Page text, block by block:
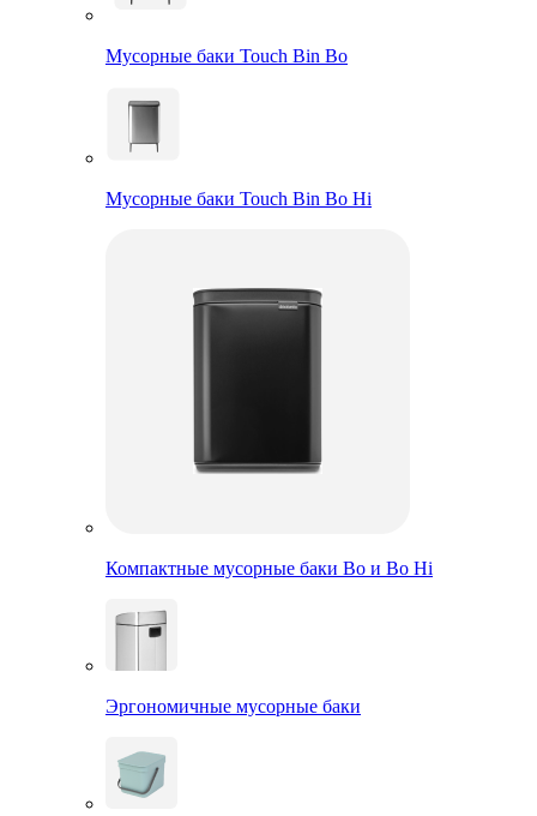
Мусорные баки Touch Bin Bo
Мусорные баки Touch Bin Bo Hi
Компактные мусорные баки Bo и Bo Hi
Эргономичные мусорные баки